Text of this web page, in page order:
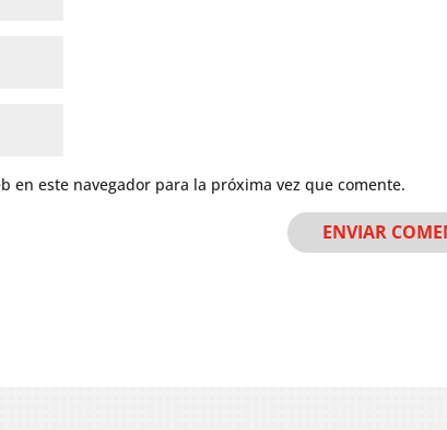
en este navegador para la próxima vez que comente.